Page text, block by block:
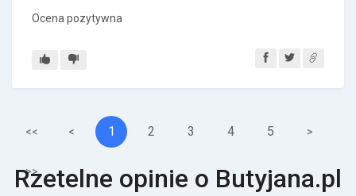
Ocena pozytywna
<< < 1 2 3 4 5 >
>>
Rzetelne opinie o Butyjana.pl